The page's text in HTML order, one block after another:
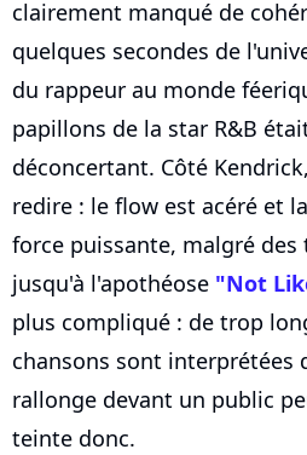
clairement manqué de
quelques secondes de
du rappeur au monde
papillons de la star R&B
déconcertant. Côté
redire : le flow est acéré et
force puissante, malgré
jusqu'à l'apothéose "Not
plus compliqué : de trop
chansons sont interprétées
rallonge devant un public
teinte donc.